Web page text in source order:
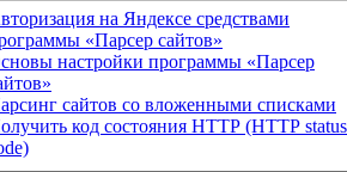
на Яндексе средствами
«Парсер сайтов»
настройки программы «Парсер
сайтов со вложенными списками
код состояния HTTP (HTTP status